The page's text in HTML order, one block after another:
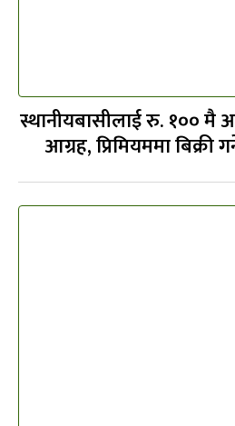
स्थानीयबासीलाई रु. १०० मै
आग्रह, प्रिमियममा बिक्री